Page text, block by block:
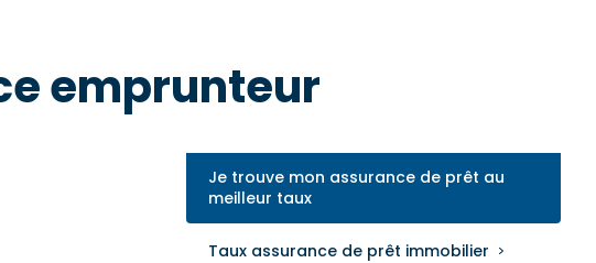
emprunteur
Je trouve mon assurance de prêt au
meilleur taux
Taux assurance de prêt immobilier